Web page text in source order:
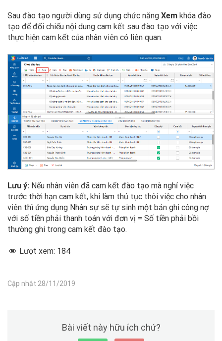
Sau đào tạo người dùng sử dụng chức năng Xem khóa đào
tạo để đối chiếu nội dung cam kết sau đào tạo với việc
thực hiện cam kết của nhân viên có liên quan.
Lưu ý: Nếu nhân viên đã cam kết đào tạo mà nghỉ việc
trước thời hạn cam kết, khi làm thủ tục thôi việc cho nhân
viên thì ứng dụng Nhân sự sẽ tự sinh một bản ghi công nợ
với số tiền phải thanh toán với đơn vị = Số tiền phải bồi
thường ghi trong cam kết đào tạo.
Lượt xem: 184
Cập nhật 28/11/2019
Bài viết này hữu ích chứ?